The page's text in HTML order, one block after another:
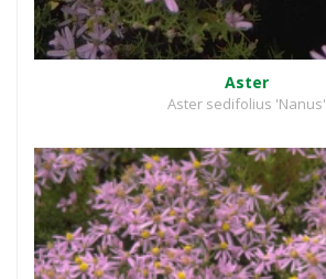
Aster
Aster sedifolius 'Nanus'